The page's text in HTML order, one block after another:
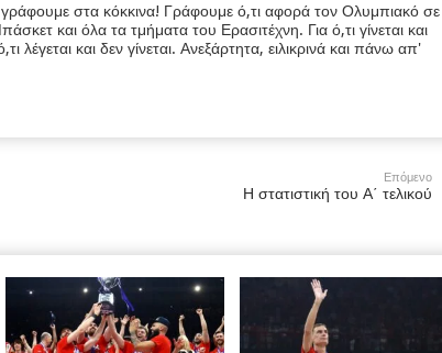
στα κόκκινα! Γράφουμε ό,τι αφορά τον Ολυμπιακό σε
και όλα τα τμήματα του Ερασιτέχνη. Για ό,τι γίνεται και
λέγεται και δεν γίνεται. Ανεξάρτητα, ειλικρινά και πάνω απ'
Επόμενο
Η στατιστική του Α΄ τελικού